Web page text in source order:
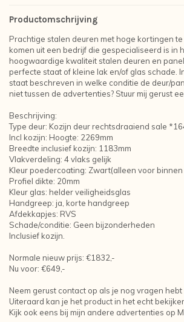
Productomschrijving
Prachtige stalen deuren met hoge kortingen
komen uit een bedrijf die gespecialiseerd is in
hoogwaardige kwaliteit stalen deuren en
perfecte staat of kleine lak en/of glas schade.
staat beschreven in welke conditie de deur/
niet tussen de advertenties? Stuur mij gerust
Beschrijving:
Type deur: Kozijn deur rechtsdraaiend sale
Incl kozijn: Hoogte: 2269mm
Breedte inclusief kozijn: 1183mm
Vlakverdeling: 4 vlaks gelijk
Kleur poedercoating: Zwart(alleen voor binnen
Profiel dikte: 20mm
Kleur glas: helder veiligheidsglas
Handgreep: ja, korte handgreep
Afdekkapjes: RVS
Schade/conditie: Geen bijzonderheden
Inclusief kozijn.
Normale nieuw prijs: €1832,-
Nu voor: €649,-
Neem gerust contact op als je nog vragen
Uiteraard kan je het product in het echt
Kijk ook eens bij mijn andere advertenties op